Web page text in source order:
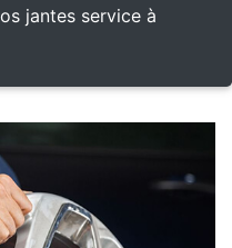
jantes service à